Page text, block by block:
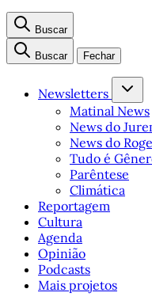
Buscar
Buscar Fechar
Newsletters
Matinal News
News do
News do
Tudo é
Parêntese
Climática
Reportagem
Cultura
Agenda
Opinião
Podcasts
Mais projetos